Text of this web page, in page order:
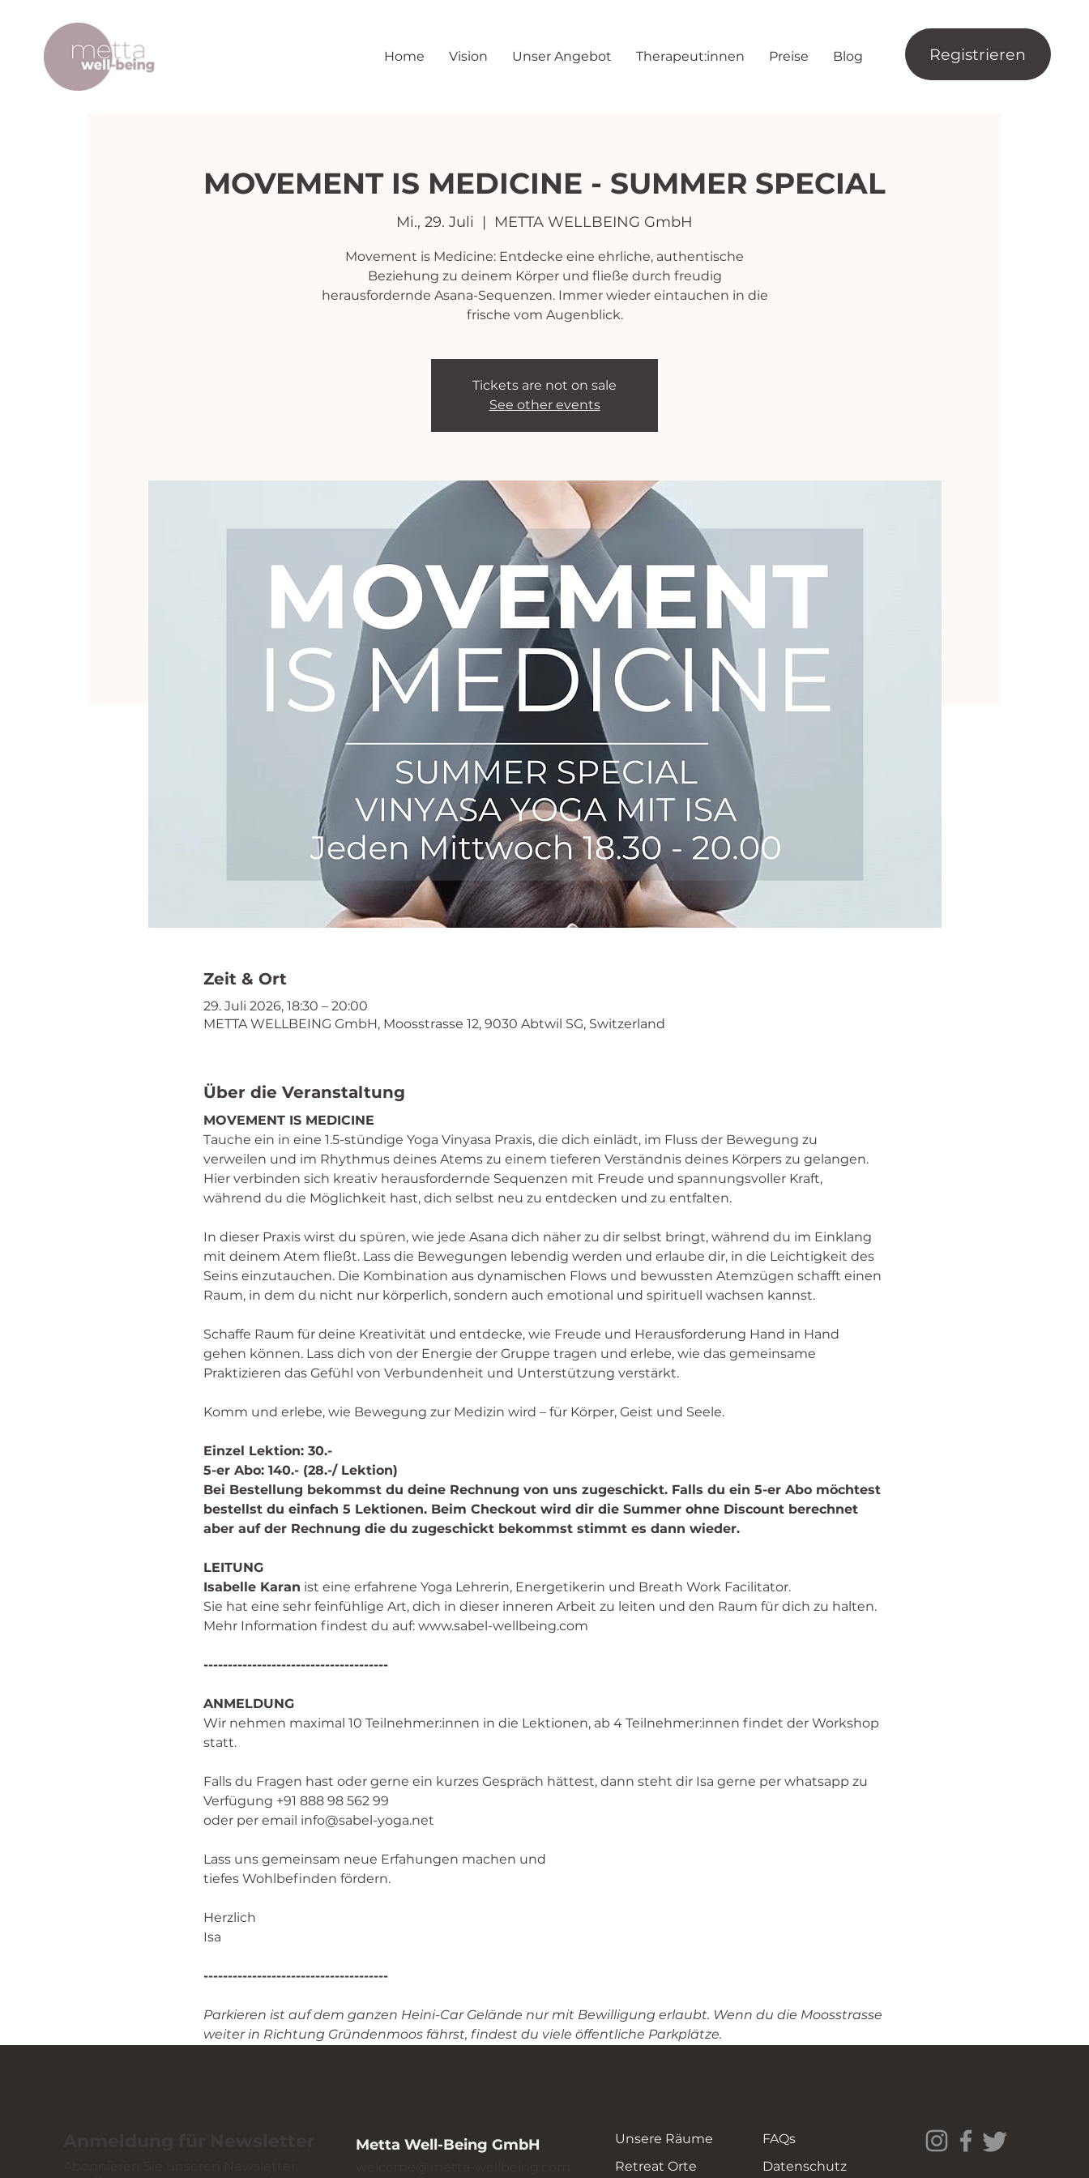
Home Vision Unser Angebot Therapeut:innen Preise Blog Registrieren
MOVEMENT IS MEDICINE - SUMMER SPECIAL
Mi., 29. Juli
  |
METTA WELLBEING GmbH
Movement is Medicine: Entdecke eine ehrliche, authentische
Beziehung zu deinem Körper und fließe durch freudig
herausfordernde Asana-Sequenzen. Immer wieder eintauchen in die
frische vom Augenblick.
Tickets are not on sale
See other events
Zeit & Ort
29. Juli 2026, 18:30 – 20:00
METTA WELLBEING GmbH, Moosstrasse 12, 9030 Abtwil SG, Switzerland
Über die Veranstaltung
MOVEMENT IS MEDICINE
Tauche ein in eine 1.5-stündige Yoga Vinyasa Praxis, die dich einlädt, im Fluss der Bewegung zu
verweilen und im Rhythmus deines Atems zu einem tieferen Verständnis deines Körpers zu gelangen.
Hier verbinden sich kreativ herausfordernde Sequenzen mit Freude und spannungsvoller Kraft,
während du die Möglichkeit hast, dich selbst neu zu entdecken und zu entfalten.
In dieser Praxis wirst du spüren, wie jede Asana dich näher zu dir selbst bringt, während du im Einklang
mit deinem Atem fließt. Lass die Bewegungen lebendig werden und erlaube dir, in die Leichtigkeit des
Seins einzutauchen. Die Kombination aus dynamischen Flows und bewussten Atemzügen schafft einen
Raum, in dem du nicht nur körperlich, sondern auch emotional und spirituell wachsen kannst.
Schaffe Raum für deine Kreativität und entdecke, wie Freude und Herausforderung Hand in Hand
gehen können. Lass dich von der Energie der Gruppe tragen und erlebe, wie das gemeinsame
Praktizieren das Gefühl von Verbundenheit und Unterstützung verstärkt.
Komm und erlebe, wie Bewegung zur Medizin wird – für Körper, Geist und Seele.
Einzel Lektion: 30.-
5-er Abo: 140.- (28.-/ Lektion)
Bei Bestellung bekommst du deine Rechnung von uns zugeschickt. Falls du ein 5-er Abo möchtest
bestellst du einfach 5 Lektionen. Beim Checkout wird dir die Summer ohne Discount berechnet
aber auf der Rechnung die du zugeschickt bekommst stimmt es dann wieder.
LEITUNG
Isabelle Karan ist eine erfahrene Yoga Lehrerin, Energetikerin und Breath Work Facilitator.
Sie hat eine sehr feinfühlige Art, dich in dieser inneren Arbeit zu leiten und den Raum für dich zu halten.
Mehr Information findest du auf: www.sabel-wellbeing.com
--------------------------------------
ANMELDUNG
Wir nehmen maximal 10 Teilnehmer:innen in die Lektionen, ab 4 Teilnehmer:innen findet der Workshop
statt.
Falls du Fragen hast oder gerne ein kurzes Gespräch hättest, dann steht dir Isa gerne per whatsapp zu
Verfügung +91 888 98 562 99
oder per email info@sabel-yoga.net
Lass uns gemeinsam neue Erfahungen machen und
tiefes Wohlbefinden fördern.
Herzlich
Isa
--------------------------------------
Parkieren ist auf dem ganzen Heini-Car Gelände nur mit Bewilligung erlaubt. Wenn du die Moosstrasse
weiter in Richtung Gründenmoos fährst, findest du viele öffentliche Parkplätze.
Metta Well-Being GmbH
Unsere Räume
Retreat Orte
FAQs
Datenschutz